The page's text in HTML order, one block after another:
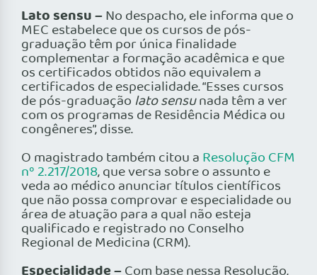
Lato sensu –No despacho, ele informa que o
MEC estabelece que os cursos de pós-
graduação têm por única finalidade
complementar a formação acadêmica e que
os certificados obtidos não equivalem a
certificados de especialidade. “Esses cursos
de pós-graduação lato sensunada têm a ver
com os programas de Residência Médica ou
congêneres”, disse.
O magistrado também citou a Resolução CFM
nº 2.217/2018, que versa sobre o assunto e
veda ao médico anunciar títulos científicos
que não possa comprovar e especialidade ou
área de atuação para a qual não esteja
qualificado e registrado no Conselho
Regional de Medicina (CRM).